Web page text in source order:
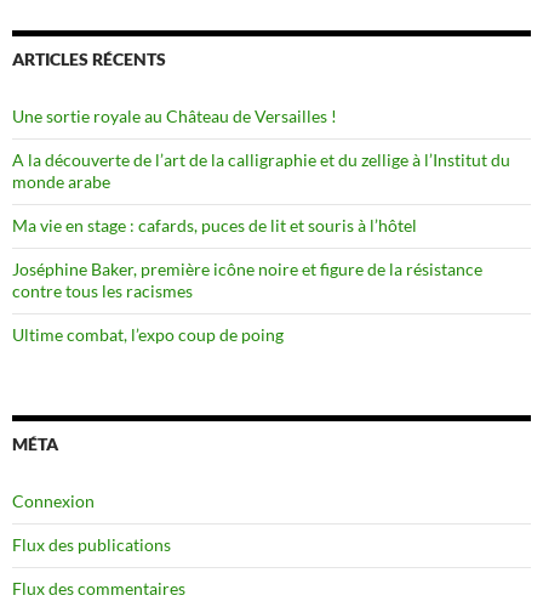
ARTICLES RÉCENTS
Une sortie royale au Château de Versailles !
A la découverte de l’art de la calligraphie et du zellige à l’Institut du
monde arabe
Ma vie en stage : cafards, puces de lit et souris à l’hôtel
Joséphine Baker, première icône noire et figure de la résistance
contre tous les racismes
Ultime combat, l’expo coup de poing
MÉTA
Connexion
Flux des publications
Flux des commentaires